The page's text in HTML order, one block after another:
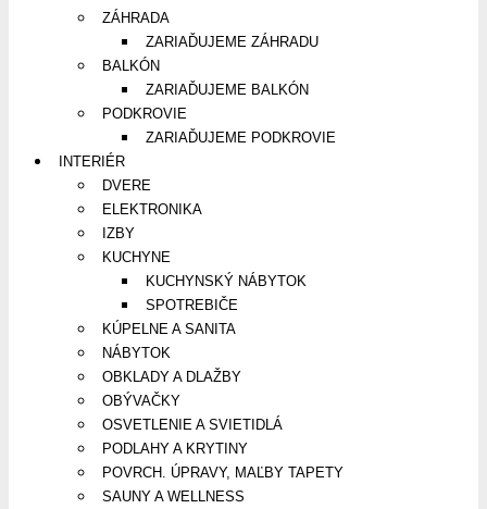
ZÁHRADA
ZARIAĎUJEME ZÁHRADU
BALKÓN
ZARIAĎUJEME BALKÓN
PODKROVIE
ZARIAĎUJEME PODKROVIE
INTERIÉR
DVERE
ELEKTRONIKA
IZBY
KUCHYNE
KUCHYNSKÝ NÁBYTOK
SPOTREBIČE
KÚPELNE A SANITA
NÁBYTOK
OBKLADY A DLAŽBY
OBÝVAČKY
OSVETLENIE A SVIETIDLÁ
PODLAHY A KRYTINY
POVRCH. ÚPRAVY, MAĽBY TAPETY
SAUNY A WELLNESS